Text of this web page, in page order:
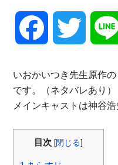
Facebook Twitter
いおかいつき先生原作
です。（ネタバレあり）
メインキャストは神谷
目次 [閉じる]